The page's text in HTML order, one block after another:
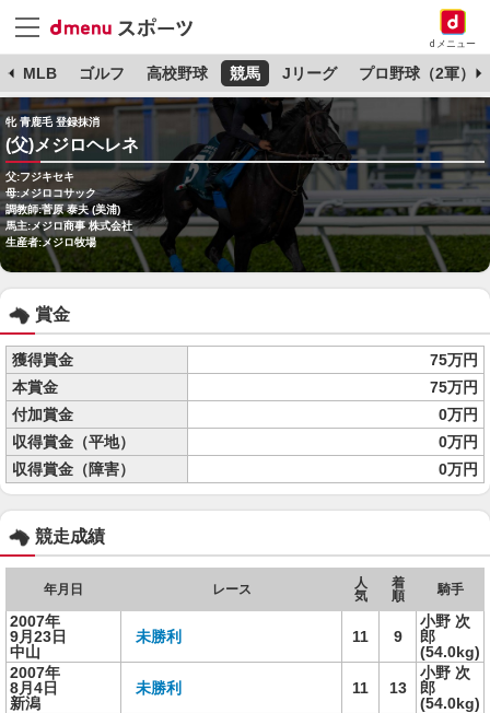
dメニュー
MLB ゴルフ 高校野球 競馬 Jリーグ プロ野球（2軍）
牝 青鹿毛 登録抹消
(父)メジロヘレネ
父:フジキセキ
母:メジロコサック
調教師:菅原 泰夫 (美浦)
馬主:メジロ商事 株式会社
生産者:メジロ牧場
賞金
獲得賞金
75万円
本賞金
75万円
付加賞金
0万円
収得賞金（平地）
0万円
収得賞金（障害）
0万円
競走成績
年月日 レース
人
気
着
順
騎手
2007年
9月23日
中山
未勝利 11 9
小野 次
郎
(54.0kg)
2007年
8月4日
新潟
未勝利 11 13
小野 次
郎
(54.0kg)